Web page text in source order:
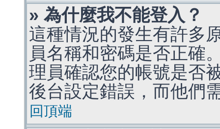
» 為什麼我不能登入？
這種情況的發生有許多
員名稱和密碼是否正確
理員確認您的帳號是否
後台設定錯誤，而他們
回頂端